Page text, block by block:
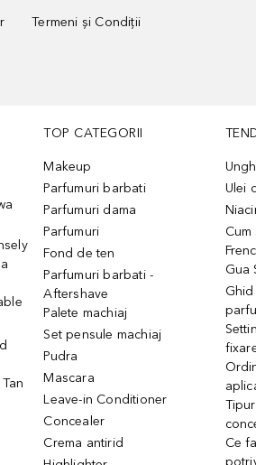
Termeni și Condiții
TOP CATEGORII
Makeup
Parfumuri barbati
Parfumuri dama
Parfumuri
Fond de ten
Parfumuri barbati -
Aftershave
Palete machiaj
Set pensule machiaj
Pudra
Mascara
Leave-in Conditioner
Concealer
Crema antirid
Ulei
Gua
Ce